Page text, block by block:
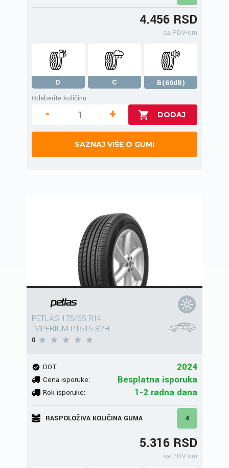
4.456 RSD
sa PDV-om
D C
B(69dB)
Odaberite količinu
- +
SAZNAJ VIŠE O GUMI
PETLAS 175/65 R14
IMPERIUM PT515 82H
0
DOT: 2024
Cena isporuke: Besplatna isporuka
Rok isporuke: 1-2 radna dana
RASPOLOŽIVA KOLIČINA GUMA 4
5.316 RSD
sa PDV-om